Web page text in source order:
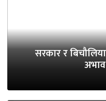
सरकार र